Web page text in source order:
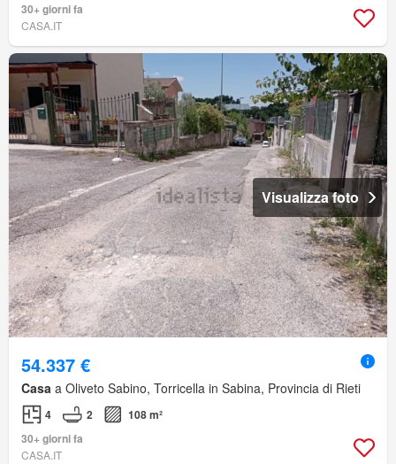
30+ giorni fa
CASA.IT
Visualizza foto
54.337 €
Casa a Oliveto Sabino, Torricella in Sabina, Provincia di Rieti
4 2
108 m²
30+ giorni fa
CASA.IT